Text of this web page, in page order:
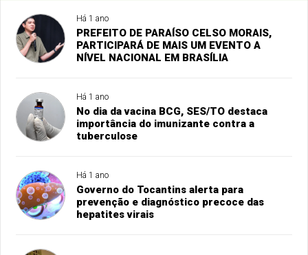
Há 1 ano
PREFEITO DE PARAÍSO CELSO MORAIS,
PARTICIPARÁ DE MAIS UM EVENTO A
NÍVEL NACIONAL EM BRASÍLIA
Há 1 ano
No dia da vacina BCG, SES/TO destaca
importância do imunizante contra a
tuberculose
Há 1 ano
Governo do Tocantins alerta para
prevenção e diagnóstico precoce das
hepatites virais